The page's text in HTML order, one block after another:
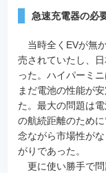
急速充電器の必
当時全くEVが無
売されていたし、
った。ハイパーミ
まだ電池の性能が
た。最大の問題は
の航続距離のため
念ながら市場性が
がりであった。
更に使い勝手で問